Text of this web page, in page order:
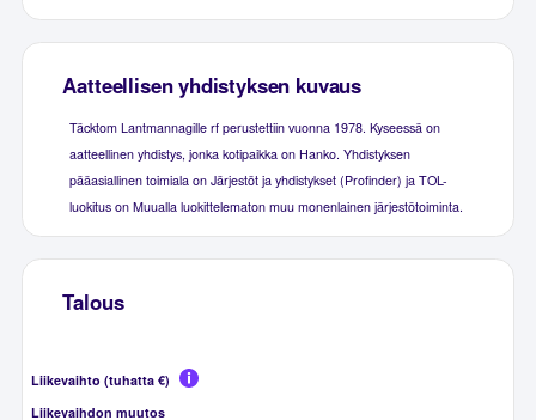
Aatteellisen yhdistyksen kuvaus
Täcktom Lantmannagille rf perustettiin vuonna 1978. Kyseessä on
aatteellinen yhdistys, jonka kotipaikka on Hanko. Yhdistyksen
pääasiallinen toimiala on Järjestöt ja yhdistykset (Profinder) ja TOL-
luokitus on Muualla luokittelematon muu monenlainen järjestötoiminta.
Talous
Liikevaihto (tuhatta €)
Liikevaihdon muutos